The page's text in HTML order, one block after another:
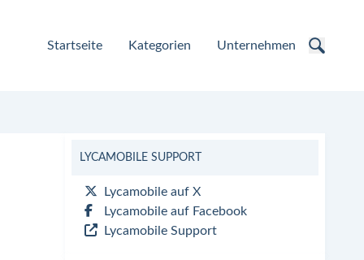
Startseite Kategorien Unternehmen
LYCAMOBILE SUPPORT
Lycamobile auf X
Lycamobile auf Facebook
Lycamobile Support